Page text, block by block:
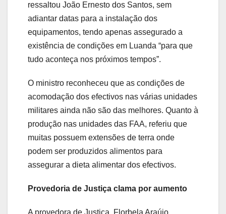
ressaltou João Ernesto dos Santos, sem
adiantar datas para a instalação dos
equipamentos, tendo apenas assegurado a
existência de condições em Luanda “para que
tudo aconteça nos próximos tempos”.
O ministro reconheceu que as condições de
acomodação dos efectivos nas várias unidades
militares ainda não são das melhores. Quanto à
produção nas unidades das FAA, referiu que
muitas possuem extensões de terra onde
podem ser produzidos alimentos para
assegurar a dieta alimentar dos efectivos.
Provedoria de Justiça clama por aumento